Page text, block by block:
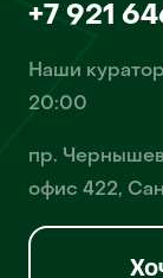
+7 921
Наши
20:00
пр.
офис 422,